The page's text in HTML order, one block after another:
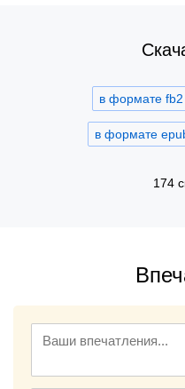
в формате fb2
в формате
174